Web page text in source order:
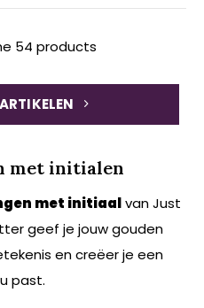
54 products
met initialen
met initiaalvan Just
geef je jouw gouden
en creëer je een
past.